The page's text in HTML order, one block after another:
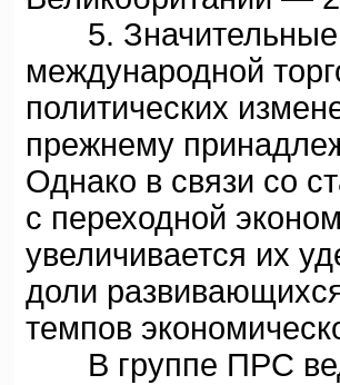
5. Значительные
международной
политических
прежнему
Однако в связи со
с переходной
увеличивается их
доли
темпов
В группе ПРС